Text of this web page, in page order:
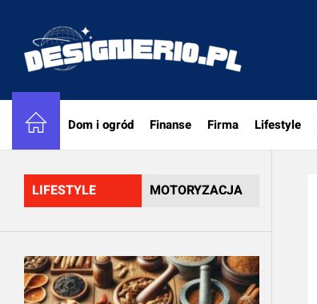
content
Dom i ogród Finanse Firma Lifestyle
LIFESTYLE MOTORYZACJA